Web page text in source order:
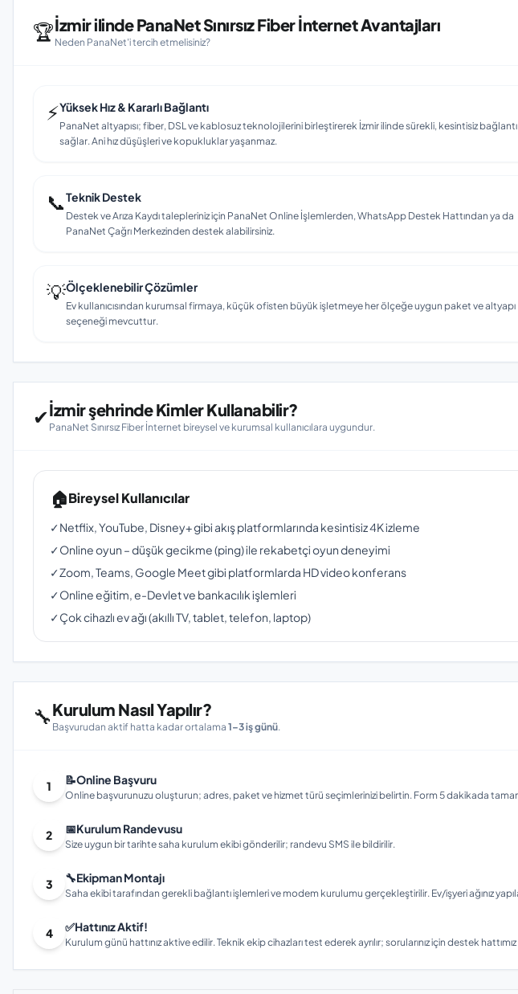
🏆İzmir ilinde PanaNet Sınırsız Fiber İnternet Avantajları
Neden PanaNet'i tercih etmelisiniz?
⚡Yüksek Hız & Kararlı Bağlantı
PanaNet altyapısı; fiber, DSL ve kablosuz teknolojilerini birleştirerek İzmir ilinde sürekli, kesintisiz bağlantı
sağlar. Ani hız düşüşleri ve kopukluklar yaşanmaz.
📞Teknik Destek
Destek ve Arıza Kaydı talepleriniz için PanaNet Online İşlemlerden, WhatsApp Destek Hattından ya da
PanaNet Çağrı Merkezinden destek alabilirsiniz.
💡Ölçeklenebilir Çözümler
Ev kullanıcısından kurumsal firmaya, küçük ofisten büyük işletmeye her ölçeğe uygun paket ve altyapı
seçeneği mevcuttur.
✔İzmir şehrinde Kimler Kullanabilir?
PanaNet Sınırsız Fiber İnternet bireysel ve kurumsal kullanıcılara uygundur.
🏠Bireysel Kullanıcılar
✓Netflix, YouTube, Disney+ gibi akış platformlarında kesintisiz 4K izleme
✓Online oyun – düşük gecikme (ping) ile rekabetçi oyun deneyimi
✓Zoom, Teams, Google Meet gibi platformlarda HD video konferans
✓Online eğitim, e-Devlet ve bankacılık işlemleri
✓Çok cihazlı ev ağı (akıllı TV, tablet, telefon, laptop)
🔧Kurulum Nasıl Yapılır?
Başvurudan aktif hatta kadar ortalama 1–3 iş günü.
1 📝Online Başvuru
Online başvurunuzu oluşturun; adres, paket ve hizmet türü seçimlerinizi belirtin. Form 5 dakikada
2 📅Kurulum Randevusu
Size uygun bir tarihte saha kurulum ekibi gönderilir; randevu SMS ile bildirilir.
3 🔧Ekipman Montajı
Saha ekibi tarafından gerekli bağlantı işlemleri ve modem kurulumu gerçekleştirilir. Ev/işyeri ağınız
4 ✅Hattınız Aktif!
Kurulum günü hattınız aktive edilir. Teknik ekip cihazları test ederek ayrılır; sorularınız için destek hattımız